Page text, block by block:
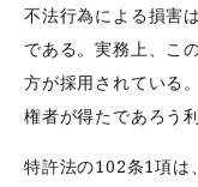
不法行為による損害
である。実務上、こ
方が採用されている
権者が得たであろう
特許法の102条1項は